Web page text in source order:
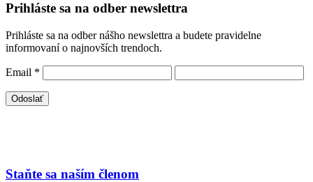
Prihláste sa na odber newslettra
Prihláste sa na odber nášho newslettra a budete pravidelne
informovaní o najnovších trendoch.
Email *
Staňte sa naším členom